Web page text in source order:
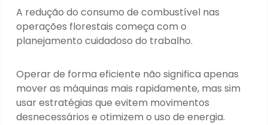
A redução do consumo de combustível nas
operações florestais começa com o
planejamento cuidadoso do trabalho.
Operar de forma eficiente não significa apenas
mover as máquinas mais rapidamente, mas sim
usar estratégias que evitem movimentos
desnecessários e otimizem o uso de energia.